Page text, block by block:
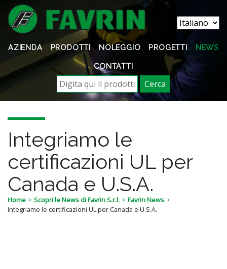
AZIENDA PRODOTTI NOLEGGIO PROGETTI NEWS
CONTATTI
Cerca
Integriamo le
certificazioni UL per
Canada e U.S.A.
Home Scopri le News di Favrin S.r.l.
Favrin News
Integriamo le certificazioni UL per Canada e U.S.A.